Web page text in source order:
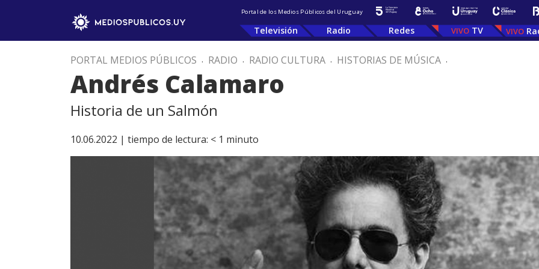
Portal de los Medios Públicos del Uruguay
Televisión Radio Redes TV
PORTAL MEDIOS PÚBLICOS . RADIO . RADIO CULTURA . HISTORIAS DE MÚSICA .
Andrés Calamaro
Historia de un Salmón
10.06.2022 | tiempo de lectura: < 1 minuto